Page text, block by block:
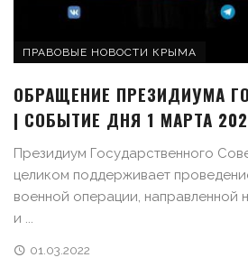
ПРАВОВЫЕ НОВОСТИ КРЫМА
ОБРАЩЕНИЕ ПРЕЗИДИУМА
| СОБЫТИЕ ДНЯ 1 МАРТА
Президиум Государственного
целиком поддерживает
военной операции, направленной
и ...
01.03.2022